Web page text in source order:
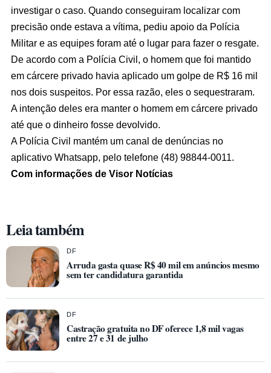
investigar o caso. Quando conseguiram localizar com
precisão onde estava a vítima, pediu apoio da Polícia
Militar e as equipes foram até o lugar para fazer o resgate.
De acordo com a Polícia Civil, o homem que foi mantido
em cárcere privado havia aplicado um golpe de R$ 16 mil
nos dois suspeitos. Por essa razão, eles o sequestraram.
A intenção deles era manter o homem em cárcere privado
até que o dinheiro fosse devolvido.
A Polícia Civil mantém um canal de denúncias no
aplicativo Whatsapp, pelo telefone (48) 98844-0011.
Com informações de Visor Notícias
Leia também
DF
Arruda gasta quase R$ 40 mil em anúncios mesmo
sem ter candidatura garantida
DF
Castração gratuita no DF oferece 1,8 mil vagas
entre 27 e 31 de julho